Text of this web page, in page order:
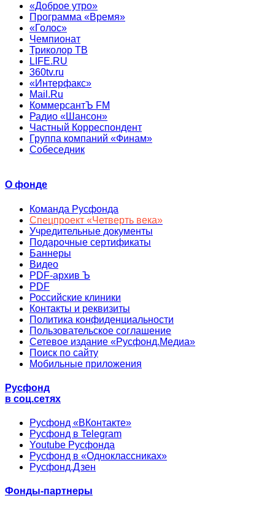
«Доброе утро»
Программа «Время»
«Голос»
Чемпионат
Триколор ТВ
LIFE.RU
360tv.ru
«Интерфакс»
Mail.Ru
КоммерсантЪ FM
Радио «Шансон»
Частный Корреспондент
Группа компаний «Финам»
Собеседник
О фонде
Команда Русфонда
Спецпроект «Четверть века»
Учредительные документы
Подарочные сертификаты
Баннеры
Видео
PDF-архив Ъ
PDF
Российские клиники
Контакты и реквизиты
Политика конфиденциальности
Пользовательское соглашение
Сетевое издание «Русфонд.Медиа»
Поиск по сайту
Мобильные приложения
Русфонд
в соц.сетях
Русфонд «ВКонтакте»
Русфонд в Telegram
Youtube Русфонда
Русфонд в «Одноклассниках»
Русфонд.Дзен
Фонды-партнеры